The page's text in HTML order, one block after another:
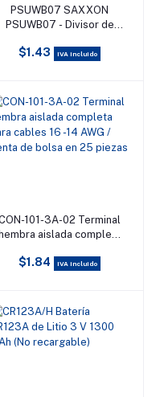
Añadir al carrito
PSUWB07 SAXXON
PSUWB07 - Divisor de
Conector Hembra + 4
$1.43 IVA incluido
Añadir al carrito
101-3A-02 Terminal
hembra aislada completa
Venta de bolsa en 25
$1.84 IVA incluido